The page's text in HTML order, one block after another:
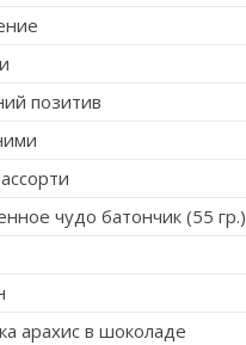
позитив
чудо батончик (55 гр.)
арахис в шоколаде